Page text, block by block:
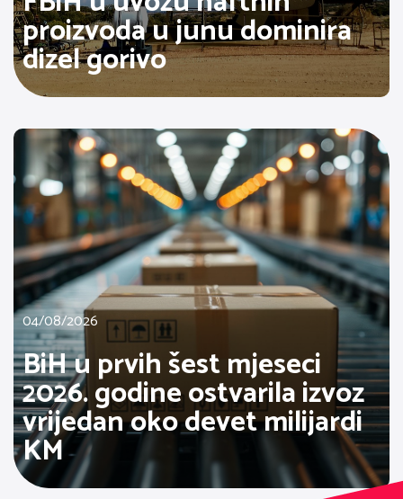
proizvoda u junu dominira
dizel gorivo
04/08/2026
BiH u prvih šest mjeseci
2026. godine ostvarila izvoz
vrijedan oko devet milijardi
KM